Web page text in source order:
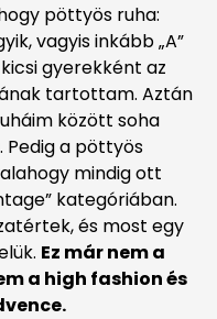
pöttyös ruha:
vagyis inkább „A”
gyerekként az
tartottam. Aztán
között soha
a pöttyös
mindig ott
kategóriában.
és most egy
Ez már nem a
a high fashion és